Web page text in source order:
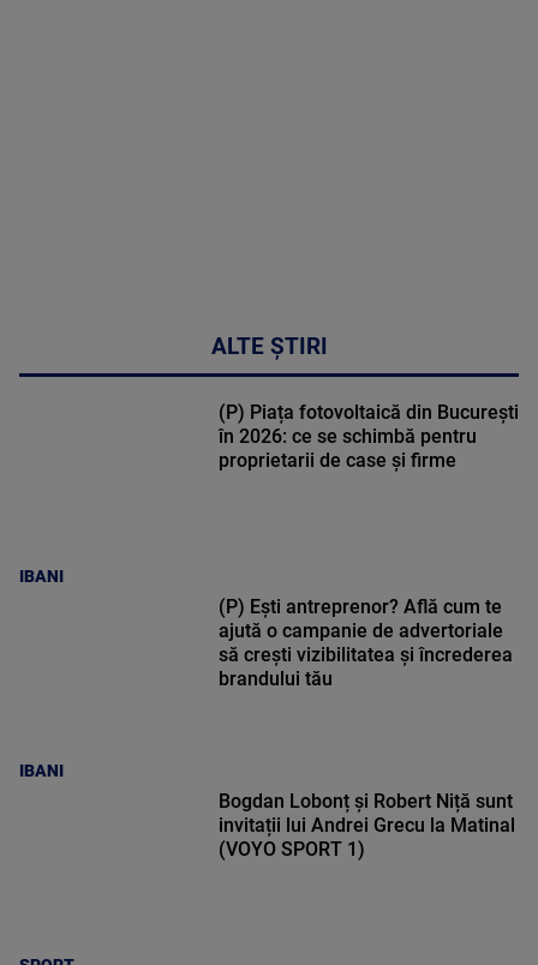
ALTE ȘTIRI
IBANI
(P) Piața fotovoltaică din București
în 2026: ce se schimbă pentru
proprietarii de case și firme
IBANI
(P) Ești antreprenor? Află cum te
ajută o campanie de advertoriale
să crești vizibilitatea și încrederea
brandului tău
Bogdan Lobonț și Robert Niță sunt
invitații lui Andrei Grecu la Matinal
(VOYO SPORT 1)